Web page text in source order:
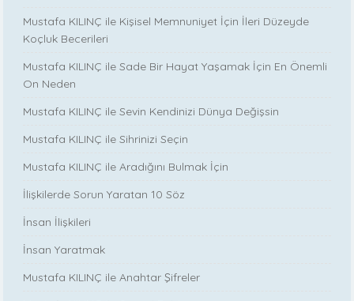
Mustafa KILINÇ ile Kişisel Memnuniyet İçin İleri Düzeyde
Koçluk Becerileri
Mustafa KILINÇ ile Sade Bir Hayat Yaşamak İçin En Önemli
On Neden
Mustafa KILINÇ ile Sevin Kendinizi Dünya Değişsin
Mustafa KILINÇ ile Sihrinizi Seçin
Mustafa KILINÇ ile Aradığını Bulmak İçin
İlişkilerde Sorun Yaratan 10 Söz
İnsan İlişkileri
İnsan Yaratmak
Mustafa KILINÇ ile Anahtar Şifreler